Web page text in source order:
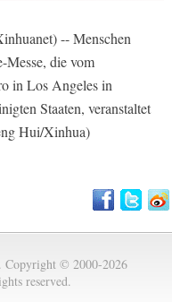
-- Menschen
Messe, die vom
in Los Angeles in
Staaten, veranstaltet
Hui/Xinhua)
Copyright © 2000-2026
reserved.